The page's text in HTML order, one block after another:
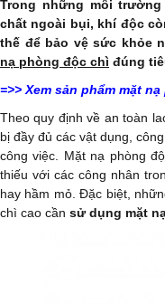
Trong những môi
chất ngoài bụi, khí độc
thế để bảo vệ sức khỏe
nạ phòng độc chì đúng
=>> Xem sản phẩm mặt
Theo quy định về an toàn
bị đầy đủ các vật dụng,
công việc. Mặt nạ phòng
thiếu với các công nhân
hay hầm mỏ. Đặc biệt,
chì cao cần sử dụng mặt